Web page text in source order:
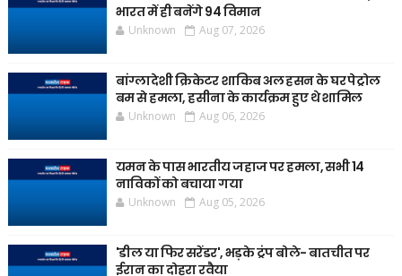
भारत में ही बनेंगे 94 विमान
Unknown Aug 07, 2026
बांग्लादेशी क्रिकेटर शाकिब अल हसन के घर पेट्रोल
बम से हमला, हसीना के कार्यक्रम हुए थे शामिल
Unknown Aug 06, 2026
यमन के पास भारतीय जहाज पर हमला, सभी 14
नाविकों को बचाया गया
Unknown Aug 05, 2026
'डील या फिर सरेंडर', भड़के ट्रंप बोले- बातचीत पर
ईरान का दोहरा रवैया